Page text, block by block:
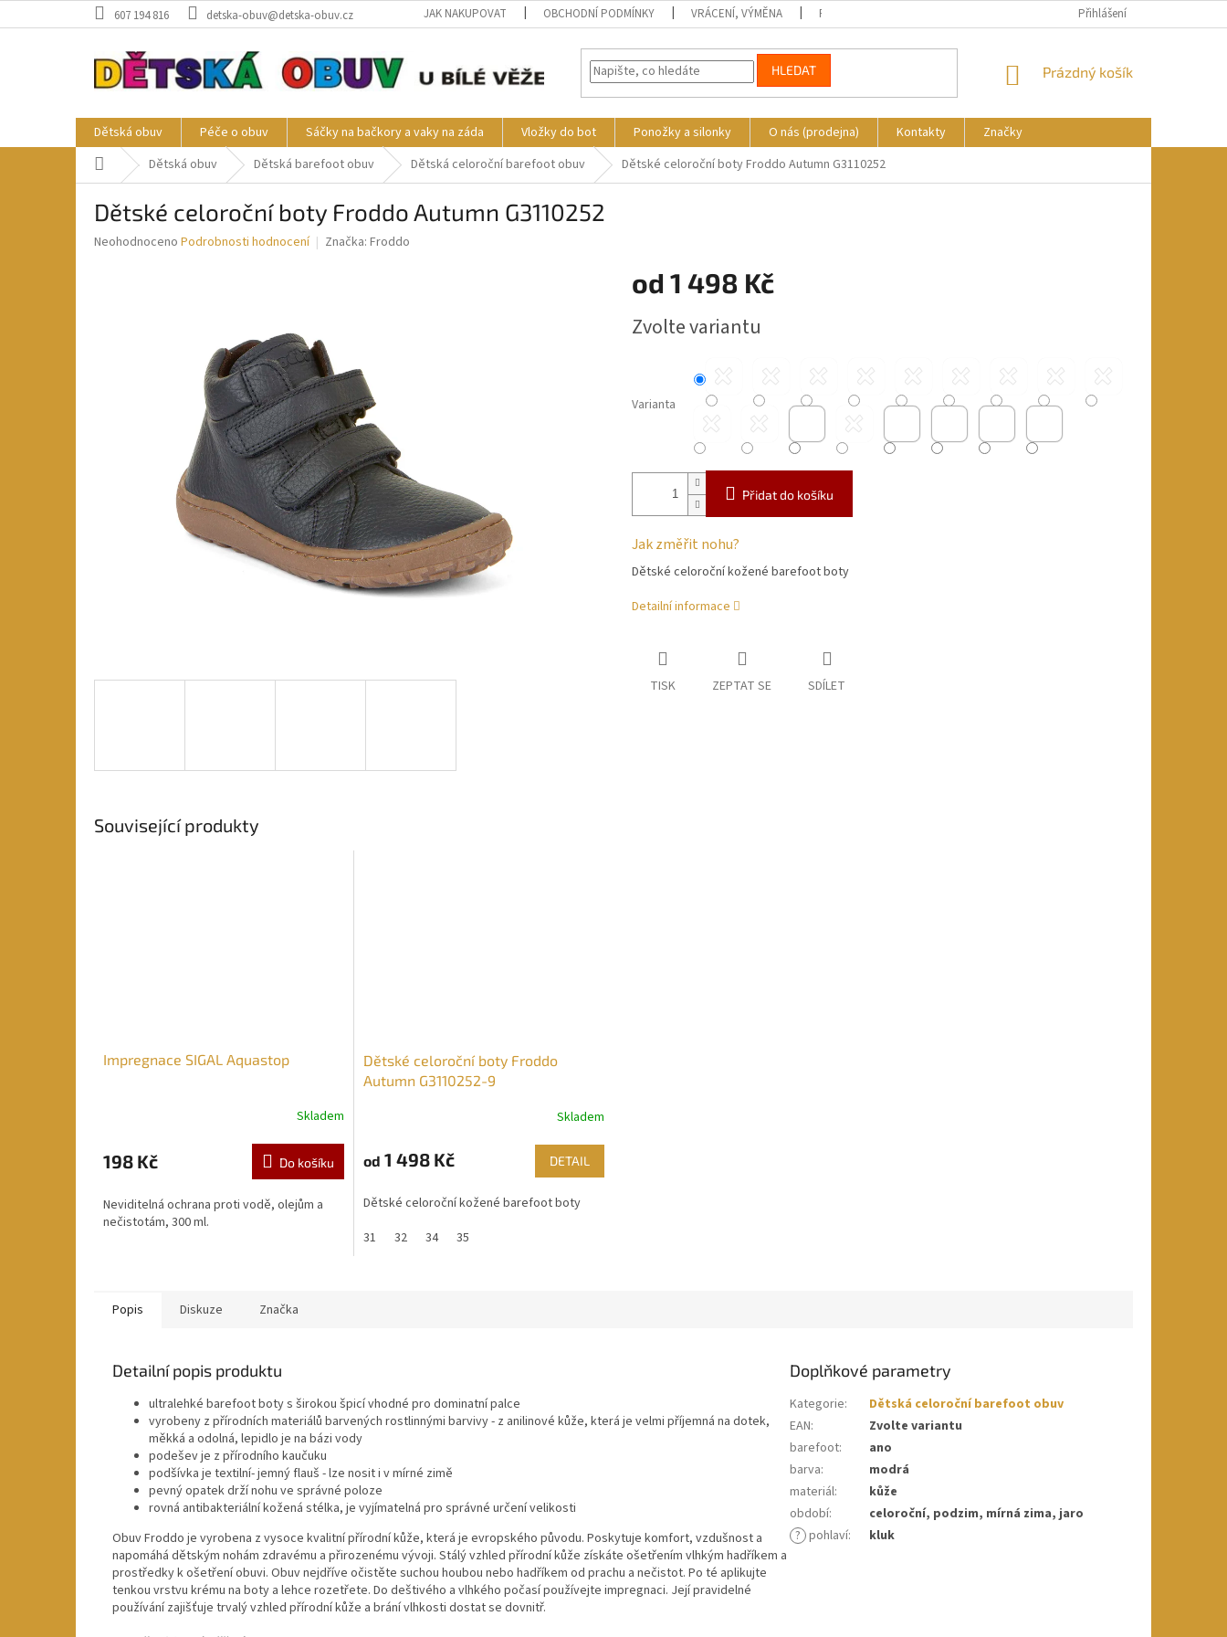
na
607 194 816 detska-obuv@detska-obuv.cz JAK NAKUPOVAT OBCHODNÍ PODMÍNKY VRÁCENÍ, VÝMĚNA REKLAMACE KDE NÁS NAJDETE
Přihlášení
HLEDAT
NÁKUPNÍ
Prázdný košík
Dětská obuv Péče o obuv Sáčky na bačkory a vaky na záda Vložky do bot Ponožky a silonky O nás (prodejna) Kontakty
Značky
Domů Dětská obuv Dětská barefoot obuv Dětská celoroční barefoot obuv Dětské celoroční boty Froddo Autumn G3110252
Dětské celoroční boty Froddo Autumn G3110252
Průměrné
Neohodnoceno Podrobnosti hodnocení Značka: Froddo
od 1 498 Kč
cena:
Zvolte variantu
Varianta
Přidat do košíku
Jak změřit nohu?
Dětské celoroční kožené barefoot boty
Detailní informace
TISK ZEPTAT SE SDÍLET
Související produkty
Impregnace SIGAL Aquastop
Skladem
198 Kč Do košíku
Neviditelná ochrana proti vodě, olejům a
nečistotám, 300 ml.
Dětské celoroční boty Froddo
Autumn G3110252-9
Skladem
od 1 498 Kč DETAIL
Dětské celoroční kožené barefoot boty
31
32 34 35
Popis Diskuze Značka
Detailní popis produktu
ultralehké barefoot boty s širokou špicí vhodné pro dominatní palce
vyrobeny z přírodních materiálů barvených rostlinnými barvivy - z anilinové kůže, která je velmi příjemná na dotek,
měkká a odolná, lepidlo je na bázi vody
podešev je z přírodního kaučuku
podšívka je textilní- jemný flauš - lze nosit i v mírné zimě
pevný opatek drží nohu ve správné poloze
rovná antibakteriální kožená stélka, je vyjímatelná pro správné určení velikosti
Obuv Froddo je vyrobena z vysoce kvalitní přírodní kůže, která je evropského původu. Poskytuje komfort, vzdušnost a
napomáhá dětským nohám zdravému a přirozenému vývoji. Stálý vzhled přírodní kůže získáte ošetřením vlhkým hadříkem a
prostředky k ošetření obuvi. Obuv nejdříve očistěte suchou houbou nebo hadříkem od prachu a nečistot. Po té aplikujte
tenkou vrstvu krému na boty a lehce rozetřete. Do deštivého a vlhkého počasí používejte impregnaci. Její pravidelné
používání zajišťuje trvalý vzhled přírodní kůže a brání vlhkosti dostat se dovnitř.
Doplňkové parametry
Kategorie:
Dětská celoroční barefoot obuv
EAN:
Zvolte variantu
barefoot:
ano
barva:
modrá
materiál:
kůže
období:
celoroční, podzim, mírná zima, jaro
? pohlaví: kluk